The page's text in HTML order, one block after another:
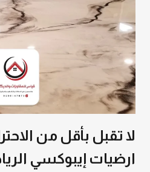
لا تقبل بأقل من
ارضيات إيبوكسي